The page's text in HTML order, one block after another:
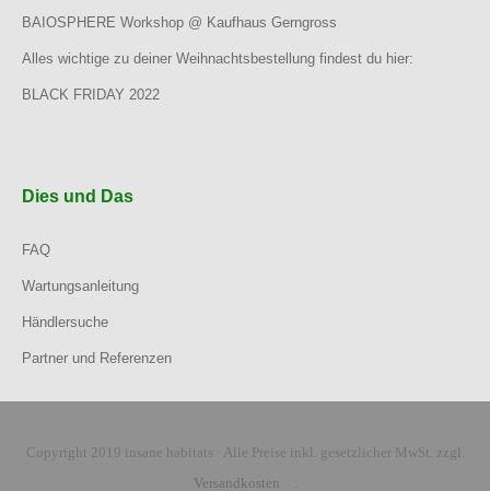
BAIOSPHERE Workshop @ Kaufhaus Gerngross
Alles wichtige zu deiner Weihnachtsbestellung findest du hier:
BLACK FRIDAY 2022
Dies und Das
FAQ
Wartungsanleitung
Händlersuche
Partner und Referenzen
Copyright 2019 insane habitats · Alle Preise inkl. gesetzlicher MwSt. zzgl.
Versandkosten
.